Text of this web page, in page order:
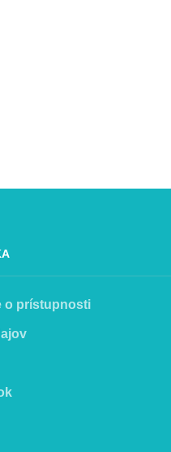
o prístupnosti